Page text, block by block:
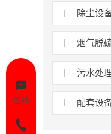
除尘设
烟气脱
污水处
配套设
在线